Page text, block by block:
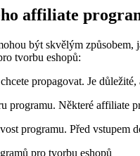
affiliate
být skvělým
tvorbu eshopů:
propagovat. Je
programu. Některé affiliate
programu. Před